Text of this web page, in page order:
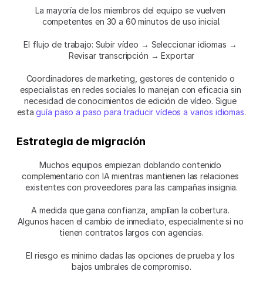
La mayoría de los miembros del equipo se vuelven
competentes en 30 a 60 minutos de uso inicial.
El flujo de trabajo: Subir vídeo → Seleccionar idiomas →
Revisar transcripción → Exportar
Coordinadores de marketing, gestores de contenido o
especialistas en redes sociales lo manejan con eficacia sin
necesidad de conocimientos de edición de vídeo. Sigue
esta guía paso a paso para traducir vídeos a varios idiomas.
Estrategia de migración
Muchos equipos empiezan doblando contenido
complementario con IA mientras mantienen las relaciones
existentes con proveedores para las campañas insignia.
A medida que gana confianza, amplían la cobertura.
Algunos hacen el cambio de inmediato, especialmente si no
tienen contratos largos con agencias.
El riesgo es mínimo dadas las opciones de prueba y los
bajos umbrales de compromiso.